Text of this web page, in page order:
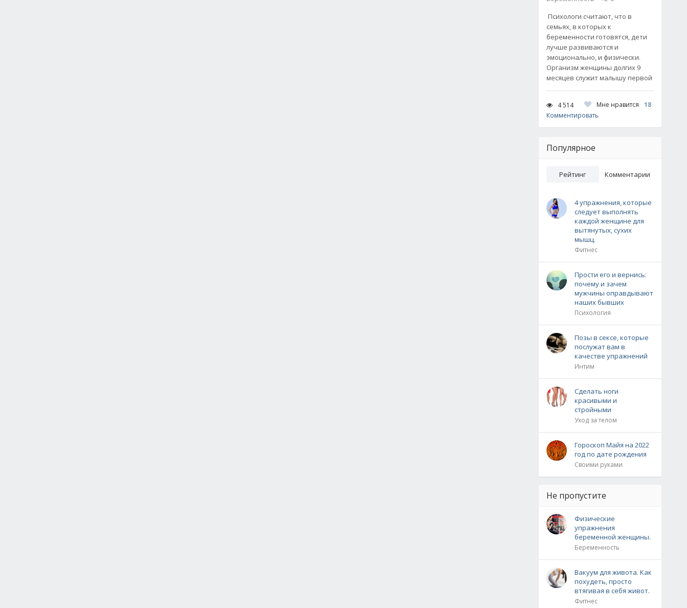
Психологи считают, что в
семьях, в которых к
беременности готовятся, дети
лучше развиваются и
эмоционально, и физически.
Организм женщины долгих 9
месяцев служит малышу первой
4 514 Мне нравится
18
Комментировать
Популярное
Рейтинг Комментарии
4 упражнения, которые
следует выполнять
каждой женщине для
вытянутых, сухих
мышц.
Фитнес
Прости его и вернись:
почему и зачем
мужчины оправдывают
наших бывших
Психология
Позы в сексе, которые
послужат вам в
качестве упражнений
Интим
Сделать ноги
красивыми и
стройными
Уход за телом
Гороскоп Майя на 2022
год по дате рождения
Своими руками
Не пропустите
Физические
упражнения
беременной женщины.
Беременность
Вакуум для живота. Как
похудеть, просто
втягивая в себя живот.
Фитнес